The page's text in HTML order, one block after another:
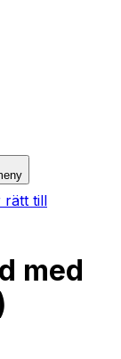
rätt till
med